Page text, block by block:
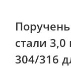
стали 3,0
304/316